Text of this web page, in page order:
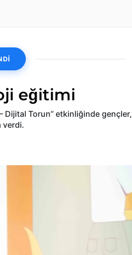
eğitimi
Dijital Torun” etkinliğinde gençler,
verdi.